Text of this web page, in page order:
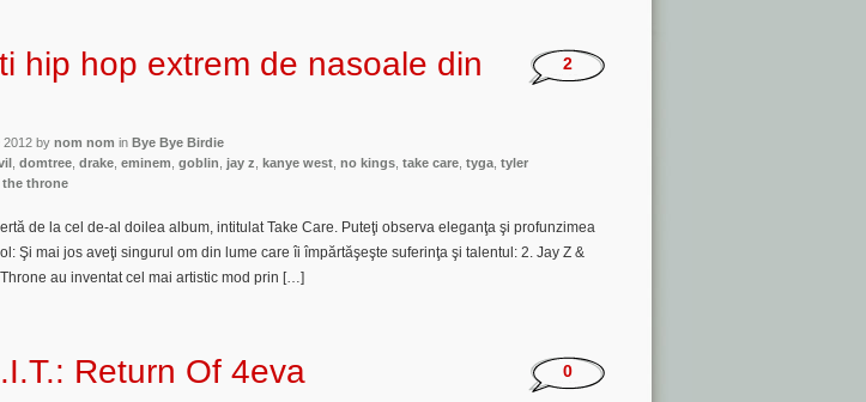
hip hop extrem de nasoale din
2012 by nom nom in Bye Bye Birdie
domtree drake eminem goblin jay z kanye west no kings take care tyga tyler
throne
2
de la cel de-al doilea album, intitulat Take Care. Puteţi observa eleganţa şi profunzimea
Şi mai jos aveţi singurul om din lume care îi împărtăşeşte suferinţa şi talentul: 2. Jay Z &
au inventat cel mai artistic mod prin […]
Return Of 4eva 0